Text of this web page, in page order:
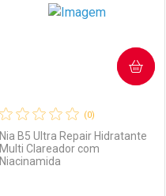
(0)
Nia B5 Ultra Repair Hidratante
Multi Clareador com
Niacinamida
COMPRAR